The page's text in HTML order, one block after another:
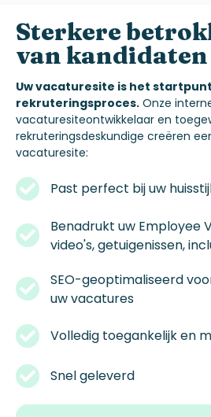
Sterkere
vankandidaten
Uw vacaturesite is het
rekruteringsproces. Onze
vacaturesiteontwikkelaar en
rekruteringsdeskundige creëren
vacaturesite:
Past perfect bijuw
Benadrukt uw Employee
video's,getuigenissen,
SEO-geoptimaliseerd
uwvacatures
Volledig toegankelijken
Snelgeleverd